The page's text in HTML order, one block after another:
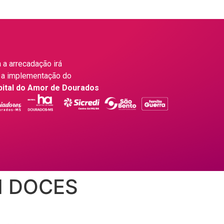
a arrecadação irá
implementação do
do Amor de Dourados
DOCES